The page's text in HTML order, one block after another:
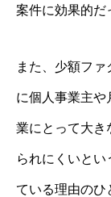
案件に効果的だ
また、少額フ
に個人事業主や
業にとって大き
られにくいと
ている理由のひ